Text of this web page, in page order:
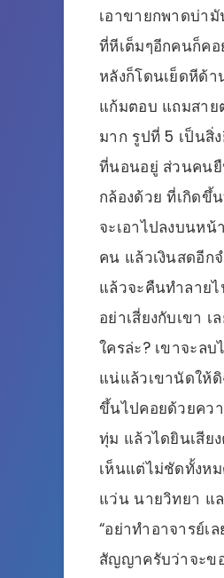
เอาขายกพาดบ่า
ที่หีเต็มๆอีกคนก็ค
หลังก็โดนเย็ดหีด้
แก้มตอบ แถมสาย
มาก รูปที่ 5 เป็นสิ่
ที่นอนอยู่ ส่วนคน
กล้องด้วย ที่เกิดขึ้
จะเอาไปลงบนห
คน แล้วเงินสดอีก
แล้วจะคืนทำลาย
อย่าเสี่ยงกับเขา
ใครล่ะ? เขาจะล
แน่แล้วเขานัดให้
ขึ้นไปคอยด้วยคว
ทุ่ม แล้วไดยินเสีย
เห็นแต่ไม่ชัดทั้งห
แว่น นายวิทยา แ
“อย่าทำอาจารย์เ
สัญญาครับว่าจะข